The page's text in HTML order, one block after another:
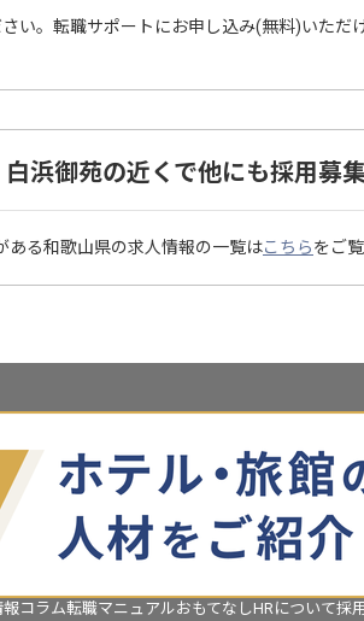
い。転職サポートにお申し込み(無料)いた
浜御苑の近くで他にも採用募
る和歌山県の求人情報の一覧はこちらをご
コラム転職マニュアルおもてなしHRについて採